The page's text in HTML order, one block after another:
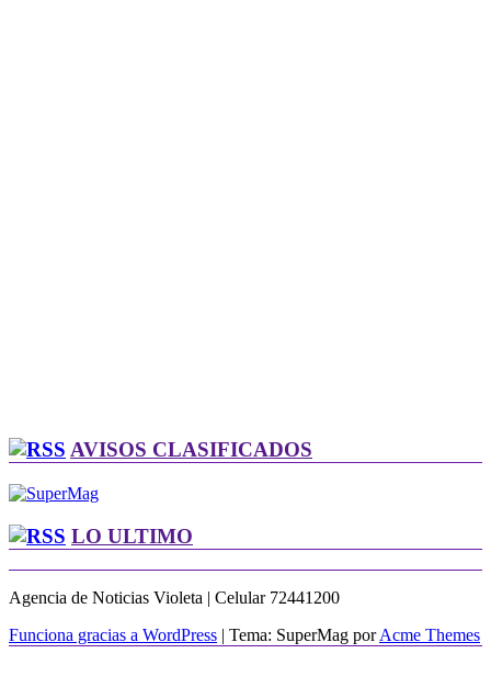
AVISOS CLASIFICADOS
LO ULTIMO
Agencia de Noticias Violeta | Celular 72441200
Funciona gracias a WordPress | Tema: SuperMag porAcme Themes